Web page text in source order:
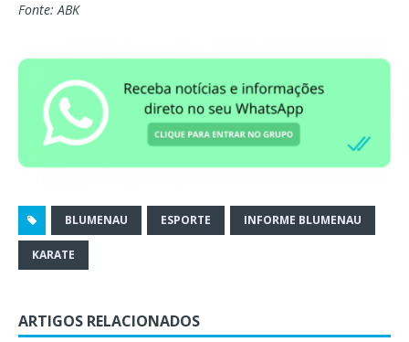
Fonte: ABK
BLUMENAU ESPORTE INFORME BLUMENAU
KARATE
ARTIGOS RELACIONADOS